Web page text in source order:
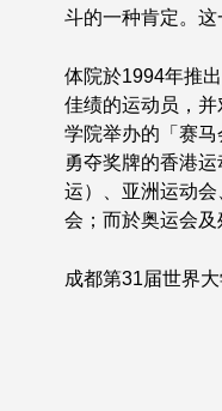
斗的一种肯定。这
体院於1994年推
佳绩的运动员，
学院举办的「赛
勇夺奖牌的香港
运）、亚洲运动
会；而於奥运会及
成都第31届世界